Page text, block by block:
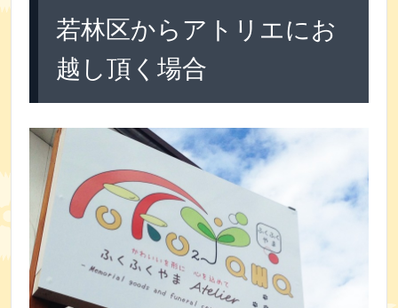
若林区からアトリエにお
越し頂く場合